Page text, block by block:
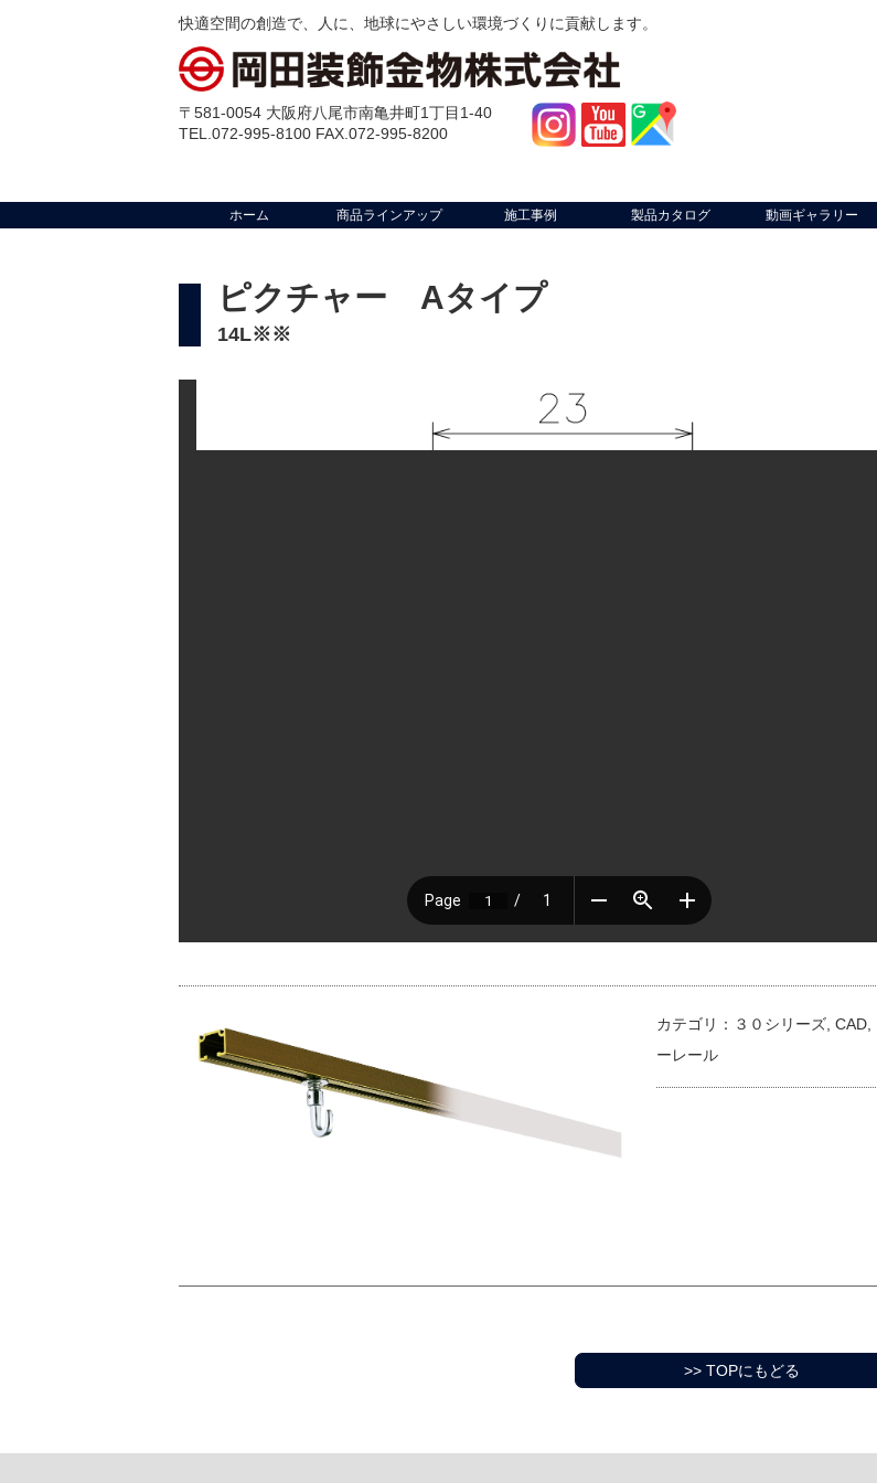
快適空間の創造で、人に、地球にやさしい環境づくりに貢献します。
〒581-0054 大阪府八尾市南亀井町1丁目1-40
TEL.072-995-8100 FAX.072-995-8200
ホーム 商品ラインアップ 施工事例 製品カタログ 動画ギャラリー
ピクチャー Aタイプ
14L※※
カテゴリ： ３０シリーズ, CAD,
ーレール
>> TOPにもどる